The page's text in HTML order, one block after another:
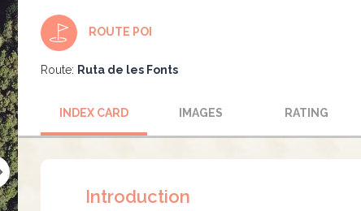
ROUTE POI
Route: Ruta de les Fonts
INDEX CARD IMAGES RATING
Introduction